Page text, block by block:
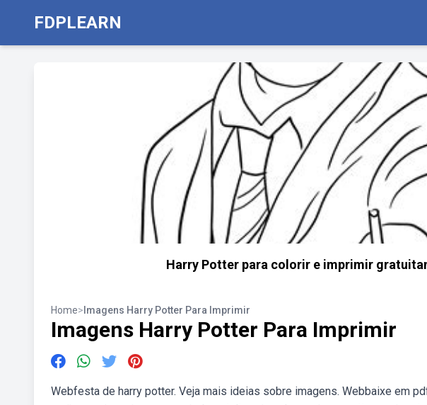
FDPLEARN
Harry Potter para colorir e imprimir
Home> Imagens Harry Potter Para Imprimir
Imagens Harry Potter Para Imprimir
Webfesta de harry potter. Veja mais ideias sobre imagens. Webbaixe em